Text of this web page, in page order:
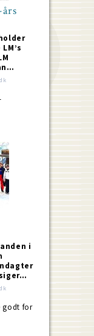
i
godt for